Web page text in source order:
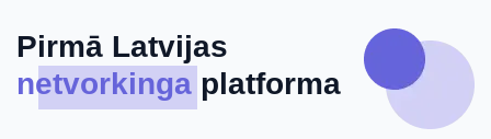
Pirmā Latvijas
netvorkinga platforma